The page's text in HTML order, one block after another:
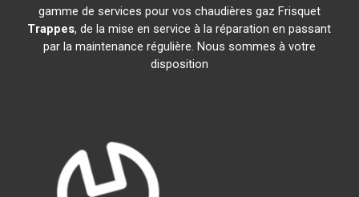
gamme de services pour vos chaudières gaz Frisquet
Trappes, de la mise en service à la réparation en passant
par la maintenance régulière. Nous sommes à votre
disposition